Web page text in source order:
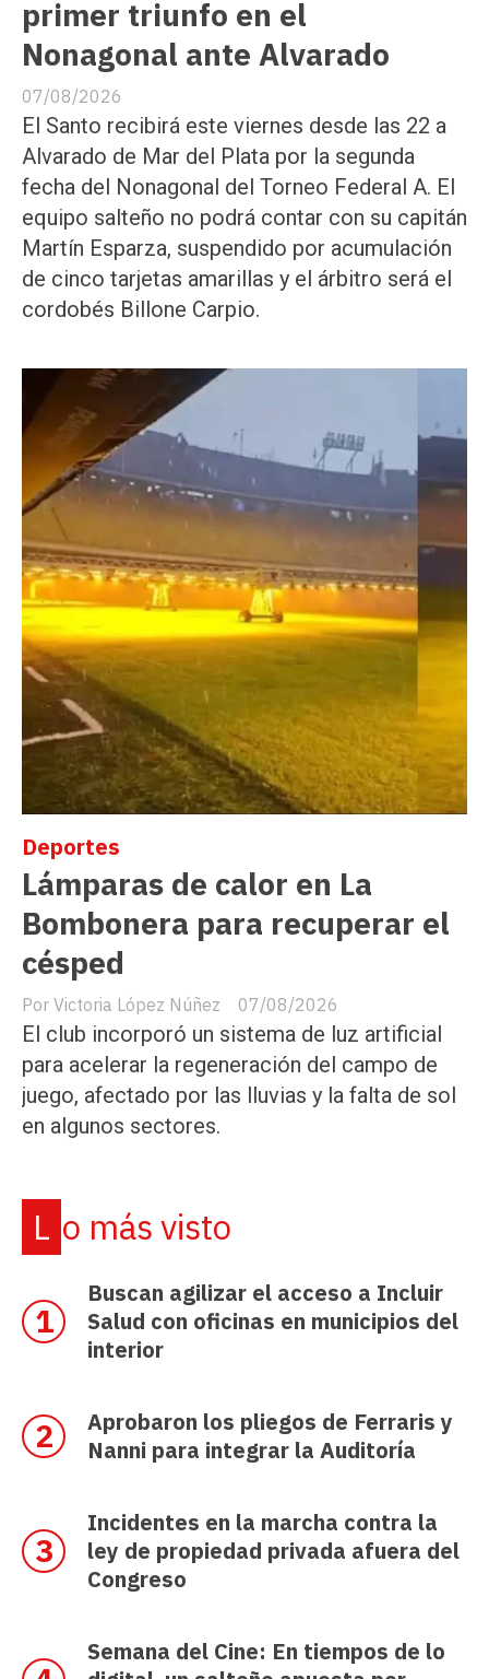
primer triunfo en el
Nonagonal ante Alvarado
07/08/2026
El Santo recibirá este viernes desde las 22 a
Alvarado de Mar del Plata por la segunda
fecha del Nonagonal del Torneo Federal A. El
equipo salteño no podrá contar con su capitán
Martín Esparza, suspendido por acumulación
de cinco tarjetas amarillas y el árbitro será el
cordobés Billone Carpio.
Lámparas de calor en La
Bombonera para recuperar el
césped
Victoria López Núñez
Deportes
07/08/2026
El club incorporó un sistema de luz artificial
para acelerar la regeneración del campo de
juego, afectado por las lluvias y la falta de sol
en algunos sectores.
Lo más visto
Buscan agilizar el acceso a Incluir
Salud con oficinas en municipios del
interior
Aprobaron los pliegos de Ferraris y
Nanni para integrar la Auditoría
Incidentes en la marcha contra la
ley de propiedad privada afuera del
Congreso
Semana del Cine: En tiempos de lo